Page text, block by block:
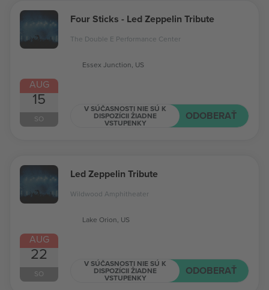
AUG
15
SO
Four Sticks - Led Zeppelin Tribute
The Double E Performance Center
Essex Junction, US
V SÚČASNOSTI NIE SÚ K
DISPOZÍCII ŽIADNE
VSTUPENKY
ODOBERAŤ
AUG
22
SO
Led Zeppelin Tribute
Wildwood Amphitheater
Lake Orion, US
V SÚČASNOSTI NIE SÚ K
DISPOZÍCII ŽIADNE
VSTUPENKY
ODOBERAŤ